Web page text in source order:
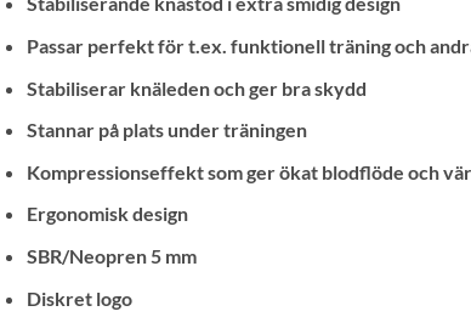
Passar perfekt för t.ex. funktionell träning och
Stabiliserar knäleden och ger bra skydd
Stannar på plats under träningen
Kompressionseffekt som ger ökat blodflöde och
Ergonomisk design
SBR/Neopren 5 mm
Diskret logo